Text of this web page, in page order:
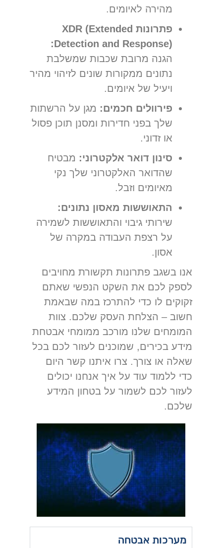
מהירה לאיומים.
פתרונות XDR (Extended
Detection and Response):
הגנה מרובת שכבות שמשלבת
נתונים ממקורות שונים לזיהוי מהיר
ויעיל של איומים.
פירוולים חכמים: מגן על הרשתות
שלך בפני חדירות ומסנן תוכן פסול
או זדוני.
סינון דואר אלקטרוני: מבטיח
שהדואר האלקטרוני שלך נקי
מאיומים וזבל.
התאוששות מאסון נתונים:
שירותי גיבוי והתאוששות לשמירה
על רצפת העבודה במקרה של
אסון.
אנו בשגב פתרונות תקשורת מחויבים
לספק לכם את השקט הנפשי שאתם
זקוקים לו כדי להתרכז במה שבאמת
חשוב – הצלחת העסק שלכם. צוות
המומחים שלנו מורכב ממומחי אבטחת
מידע בכירים, שמוכנים לעזור לכם בכל
שאלה או צורך. צרו איתנו קשר היום
כדי ללמוד עוד על איך אנחנו יכולים
לעזור לכם לשמור על בטחון המידע
שלכם.
מערכות אבטחה